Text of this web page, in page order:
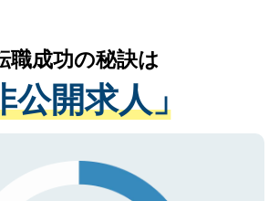
情報の取り扱いについての厳密な
を満たした事業者のみに付与され
イバシーマークを取得済みです。
保持に関してもご安心ください。
て、現在の医療機関の状況や紹介
じえながら、適切なアドバイスを
ただきます。すぐにご転職をされ
は、長期的なサポートが可能です
はご登録ください。
職成功の秘訣は
公開求人」